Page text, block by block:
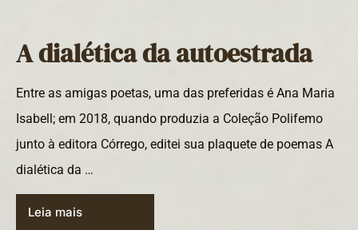
A dialética da autoestrada
Entre as amigas poetas, uma das preferidas é Ana Maria
Isabell; em 2018, quando produzia a Coleção Polifemo
junto à editora Córrego, editei sua plaquete de poemas A
dialética da …
Leia mais